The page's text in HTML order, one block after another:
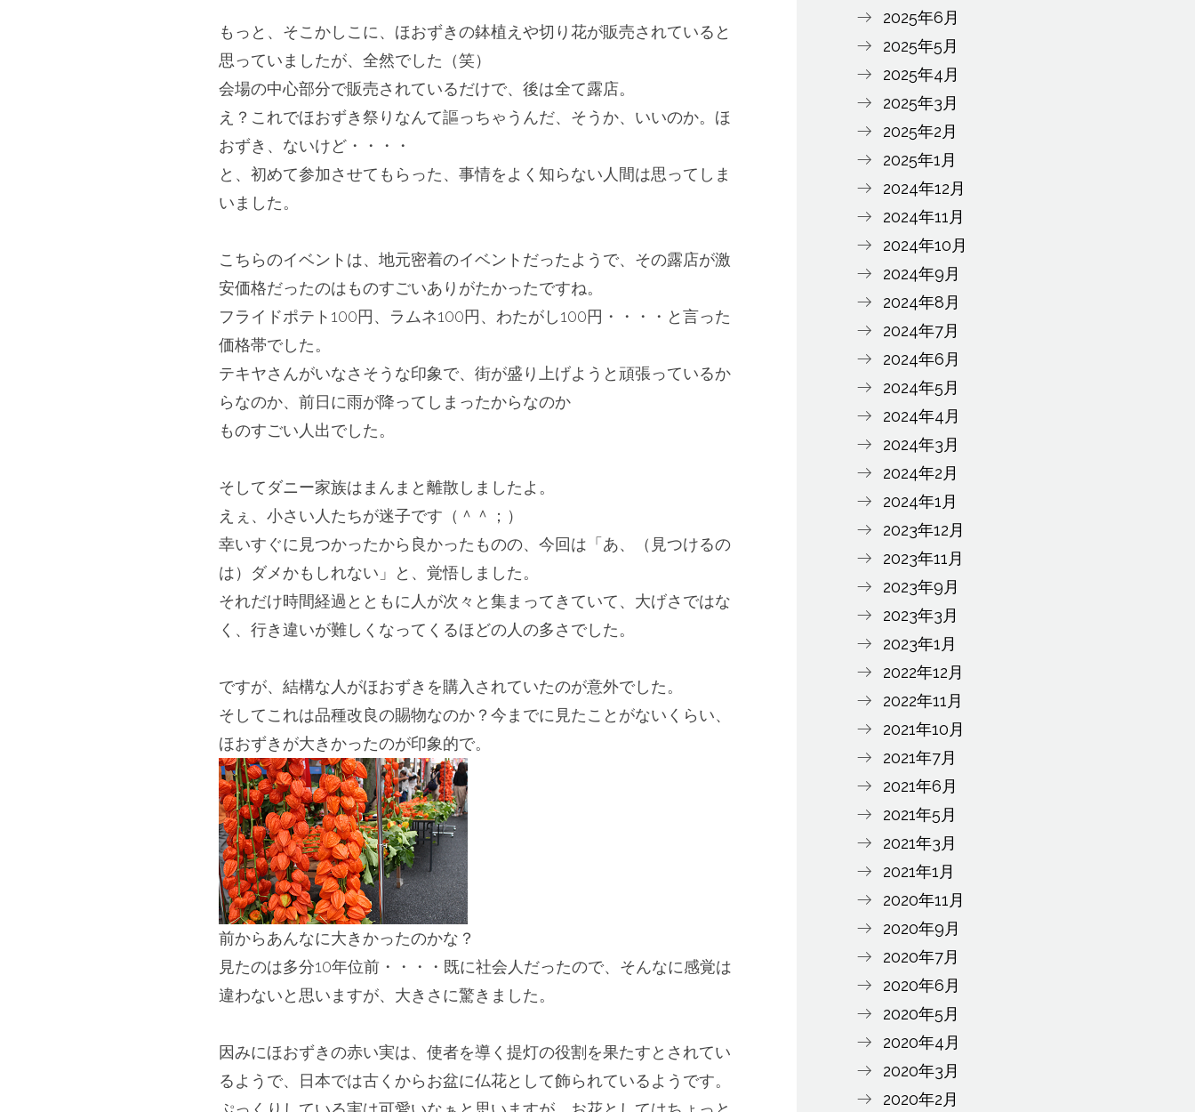
もっと、そこかしこに、 ほおずきの鉢植えや切り花が販売されていると
思っていましたが、全然でした（笑）
会場の中心部分で販売されているだけで、後は全て露店。
え？これでほおずき祭りなんて謳っちゃうんだ、そうか、 いいのか。ほ
おずき、ないけど・・・・
と、初めて参加させてもらった、事情をよく知らない人間は思ってしま
いました。
こちらのイベントは、地元密着のイベントだったようで、 その露店が激
安価格だったのはものすごいありがたかったですね。
フライドポテト100円、ラムネ100円、わたがし100円・・
・・と言った
価格帯でした。
テキヤさんがいなさそうな印象で、街が盛り上げようと頑張っているか
らなのか、前日に雨が降ってしまったからなのか
ものすごい人出でした。
そしてダニー家族はまんまと離散しましたよ。
えぇ、小さい人たちが迷子です（＾＾；）
幸いすぐに見つかったから良かったものの、今回は「あ、（ 見つけるの
は）ダメかもしれない」と、覚悟しました。
それだけ時間経過とともに人が次々と集まってきていて、 大げさではな
く、行き違いが難しくなってくるほどの人の多さでした。
ですが、結構な人がほおずきを購入されていたのが意外でした。
そしてこれは品種改良の賜物なのか？今までに見たことがないくらい、
ほおずきが大きかったのが印象的で。
前からあんなに大きかったのかな？
見たのは多分10年位前・・・・既に社会人だったので、 そんなに感覚は
違わないと思いますが、大きさに驚きました。
因みにほおずきの赤い実は、使者を導く提灯の役割を果たすとされてい
るようで、
日本では古くからお盆に仏花として飾られているようです。
2025年6月
2025年5月
2025年4月
2025年3月
2025年2月
2025年1月
2024年12月
2024年11月
2024年10月
2024年9月
2024年8月
2024年7月
2024年6月
2024年5月
2024年4月
2024年3月
2024年2月
2024年1月
2023年12月
2023年11月
2023年9月
2023年3月
2023年1月
2022年12月
2022年11月
2021年10月
2021年7月
2021年6月
2021年5月
2021年3月
2021年1月
2020年11月
2020年9月
2020年7月
2020年6月
2020年5月
2020年4月
2020年3月
2020年2月